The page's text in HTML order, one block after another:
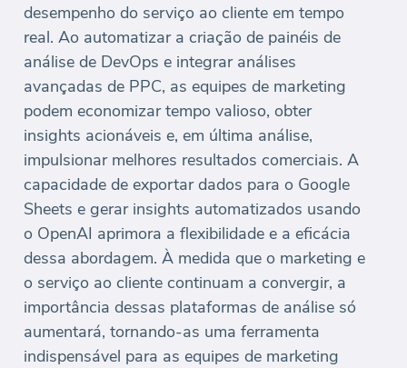
desempenho do serviço ao cliente em tempo
real. Ao automatizar a criação de painéis de
análise de DevOps e integrar análises
avançadas de PPC, as equipes de marketing
podem economizar tempo valioso, obter
insights acionáveis ​​e, em última análise,
impulsionar melhores resultados comerciais. A
capacidade de exportar dados para o Google
Sheets e gerar insights automatizados usando
o OpenAI aprimora a flexibilidade e a eficácia
dessa abordagem. À medida que o marketing e
o serviço ao cliente continuam a convergir, a
importância dessas plataformas de análise só
aumentará, tornando-as uma ferramenta
indispensável para as equipes de marketing